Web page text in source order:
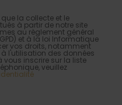
que la collecte et le
à partir de notre site
au règlement général
et à la loi Informatique
vos droits, notamment
l'utilisation des données
vous inscrire sur la liste
veuillez